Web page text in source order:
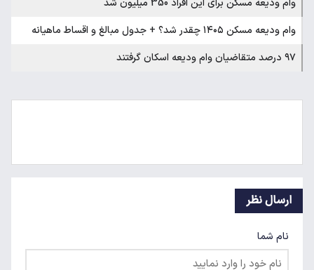
وام ودیعه مسکن برای این افراد 350 میلیون شد
وام ودیعه مسکن ۱۴۰۵ چقدر شد؟ + جدول مبالغ و اقساط ماهیانه
۹۷ درصد متقاضیان وام ودیعه اسکان گرفتند
ارسال نظر
نام شما